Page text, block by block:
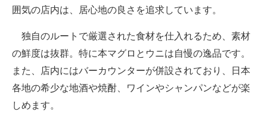
囲気の店内は、居心地の良さを追求しています。
独自のルートで厳選された食材を仕入れるため、素材
の鮮度は抜群。特に本マグロとウニは自慢の逸品です。
また、店内にはバーカウンターが併設されており、日本
各地の希少な地酒や焼酎、ワインやシャンパンなどが楽
しめます。